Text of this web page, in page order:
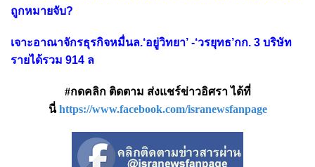
ถูกหมายจับ?
เจาะอาณาจักรธุรกิจหมื่นล.‘อยู่วิทยา’ -‘วรยุทธ’กก. 3 บริษัท
รายได้รวม 914 ล
#กดคลิก ติดตาม ส่งแชร์ข่าวอิศรา ได้ที่
นี่ https://www.facebook.com/isranewsfanpage